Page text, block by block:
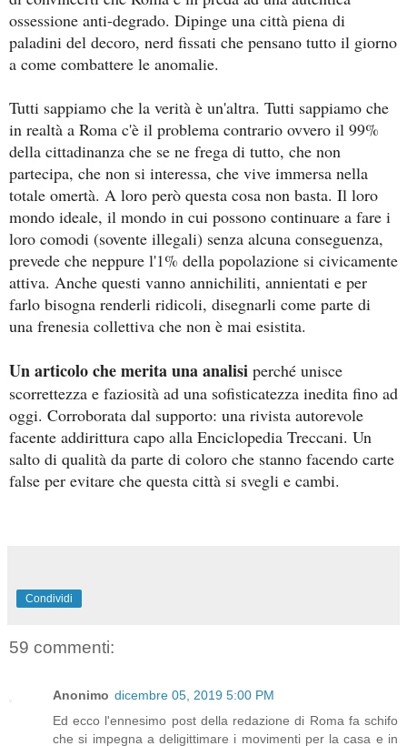
ossessione anti-degrado. Dipinge una città piena di
paladini del decoro, nerd fissati che pensano tutto il giorno
a come combattere le anomalie.
Tutti sappiamo che la verità è un'altra. Tutti sappiamo che
in realtà a Roma c'è il problema contrario ovvero il 99%
della cittadinanza che se ne frega di tutto, che non
partecipa, che non si interessa, che vive immersa nella
totale omertà. A loro però questa cosa non basta. Il loro
mondo ideale, il mondo in cui possono continuare a fare i
loro comodi (sovente illegali) senza alcuna conseguenza,
prevede che neppure l'1% della popolazione si civicamente
attiva. Anche questi vanno annichiliti, annientati e per
farlo bisogna renderli ridicoli, disegnarli come parte di
una frenesia collettiva che non è mai esistita.
Un articolo che merita una analisi perché unisce
scorrettezza e faziosità ad una sofisticatezza inedita fino ad
oggi. Corroborata dal supporto: una rivista autorevole
facente addirittura capo alla Enciclopedia Treccani. Un
salto di qualità da parte di coloro che stanno facendo carte
false per evitare che questa città si svegli e cambi.
Condividi
59 commenti:
Anonimo dicembre 05, 2019 5:00 PM
Ed ecco l'ennesimo post della redazione di Roma fa schifo
che si impegna a deligittimare i movimenti per la casa e in